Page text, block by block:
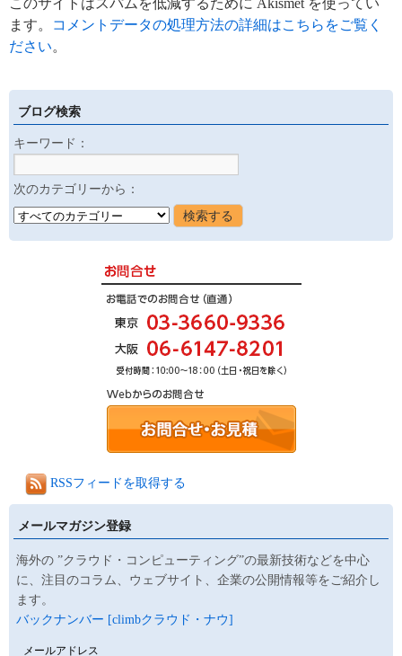
ます。
コメントデータの処理方法の詳細はこちらをご覧く
ださい。
ブログ検索
キーワード：
次のカテゴリーから：
RSSフィードを取得する
メールマガジン登録
海外の ”クラウド・コンピューティング”の最新技術などを中心
に、注目のコラム、ウェブサイト、企業の公開情報等をご紹介し
ます。
バックナンバー [climbクラウド・ナウ]